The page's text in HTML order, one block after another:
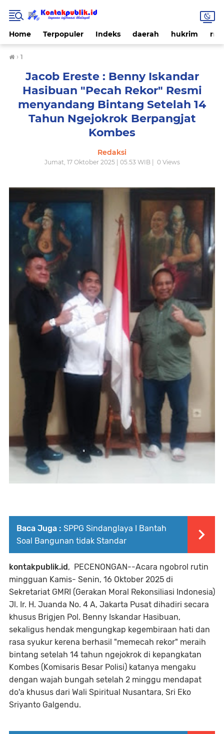
Home Terpopuler Indeks daerah hukrim
› 1
Jacob Ereste : Benny Iskandar
Hasibuan "Pecah Rekor" Resmi
menyandang Bintang Setelah 14
Tahun Ngejokrok Berpangjat
Kombes
Redaksi
Jumat, 17 Oktober 2025 | 05.53 WIB | 0Views
Baca Juga : SPPG Sindanglaya I Bantah
Soal Bangunan tidak Standar
kontakpublik.id , PECENONGAN--Acara ngobrol rutin
mingguan Kamis- Senin, 16 Oktober 2025 di
Sekretariat GMRI (Gerakan Moral Rekonsiliasi Indonesia)
Jl. Ir. H. Juanda No. 4 A, Jakarta Pusat dihadiri secara
khusus Brigjen Pol. Benny Iskandar Hasibuan,
sekaligus hendak mengungkap kegembiraan hati dan
rasa syukur kerena berhasil "memecah rekor" meraih
bintang setelah 14 tahun ngejokrok di kepangkatan
Kombes (Komisaris Besar Polisi) katanya mengaku
dengan wajah bungah setelah 2 minggu mendapat
do'a khusus dari Wali Spiritual Nusantara, Sri Eko
Sriyanto Galgendu.